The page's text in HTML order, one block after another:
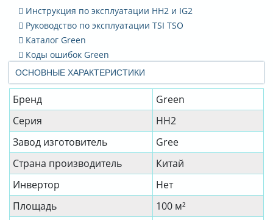
ОСНОВНЫЕ ХАРАКТЕРИСТИКИ
Бренд
Green
Серия
HH2
Завод изготовитель
Gree
Страна производитель
Китай
Инвертор
Нет
Площадь
100 м²
Инструкция по эксплуатации HH2 и IG2
Руководство по эксплуатации TSI TSO
Каталог Green
Коды ошибок Green